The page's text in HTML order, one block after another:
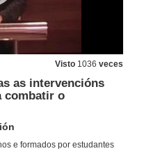
Visto 1036 veces
as intervencións
combatir o
e formados por estudantes